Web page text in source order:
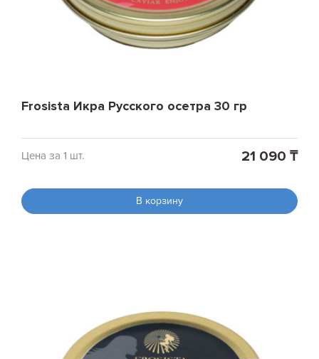
Frosista Икра Русского осетра 30 гр
Цена за 1 шт. 21 090 ₸
В корзину